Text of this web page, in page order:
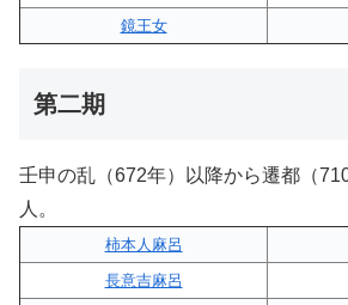
鏡王女
第二期
壬申の乱（672年）以降から遷都（
人。
柿本人麻呂
長意吉麻呂